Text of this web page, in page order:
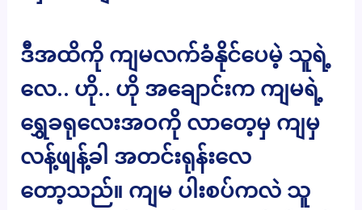
ဒီအထိကို ကျမလက်ခံနိုင်ပေမဲ့ သူရဲ့
လေ.. ဟို.. ဟို အချောင်းက ကျမရဲ့
ရွှေခရုလေးအဝကို လာတေ့မှ ကျမှ
လန့်ဖျန့်ခါ အတင်းရုန်းလေ
တော့သည်။ ကျမ ပါးစပ်ကလဲ သူ